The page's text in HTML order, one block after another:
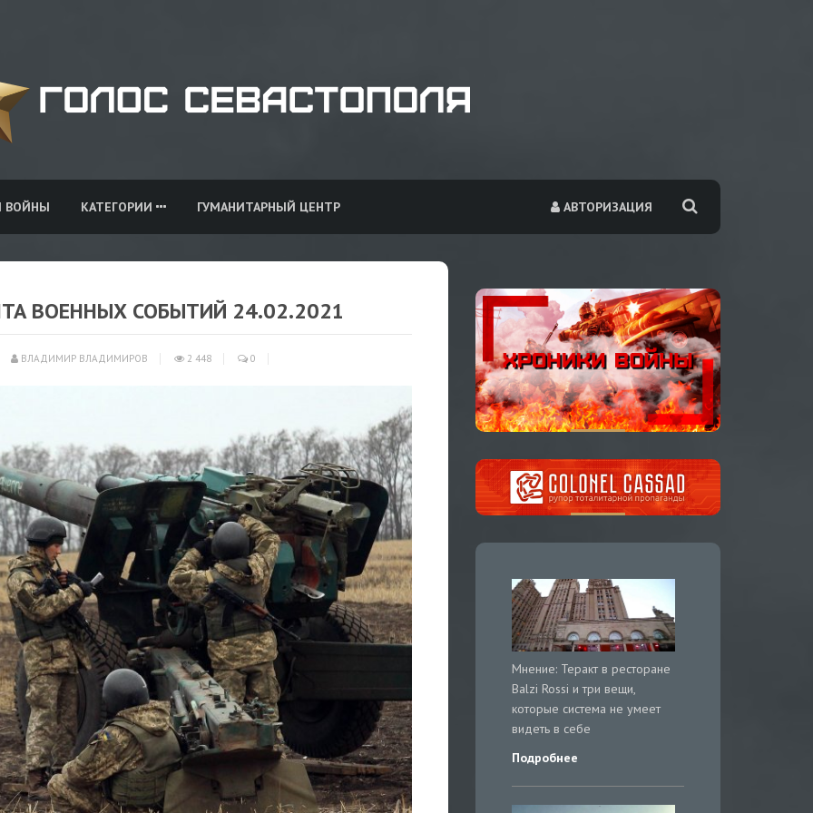
АВТОРИЗАЦИЯ
ВОЙНЫ КАТЕГОРИИ ГУМАНИТАРНЫЙ ЦЕНТР
ВОЕННЫХ СОБЫТИЙ 24.02.2021
ВЛАДИМИР ВЛАДИМИРОВ 2 448 0
Мнение: Теракт в ресторане
Balzi Rossi и три вещи,
которые система не умеет
видеть в себе
Подробнее